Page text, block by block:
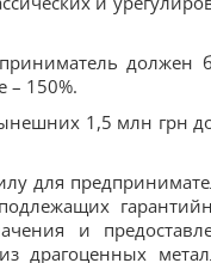
должен
– 150%.
1,5 млн грн
для
и
драгоценных